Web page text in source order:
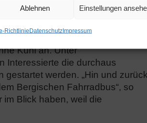
Ablehnen Einstellungen
RichtlinieDatenschutzImpressum
an allen Stationen
ausgefüllt waren. Deshalb
Kuhl an. Unter
Interessierte die durchaus
werden. „Hin und zurück
Bergischen Fahrradbus“, so
im Blick haben, weil die